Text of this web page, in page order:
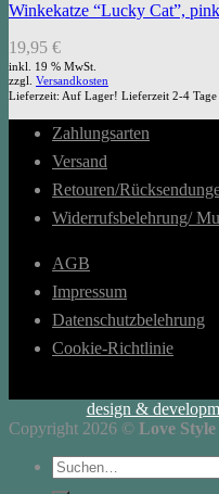
Winkekatze “Lucky Cat”, pink
19,95 €
inkl. 19 % MwSt.
zzgl. Versandkosten
Lieferzeit: Auf Lager! Lieferzeit 2-4 Tage
Zahlungsarten
Versand
Retouren/
Widerrufsbelehrung/
AGB
Impressum
Datenschutzbelehrung
Cookie-Richtlinie
design &
Copyright 2026 © Love
Suchen
nach: